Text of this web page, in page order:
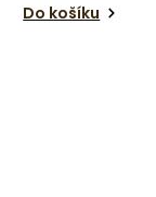
Do košíku